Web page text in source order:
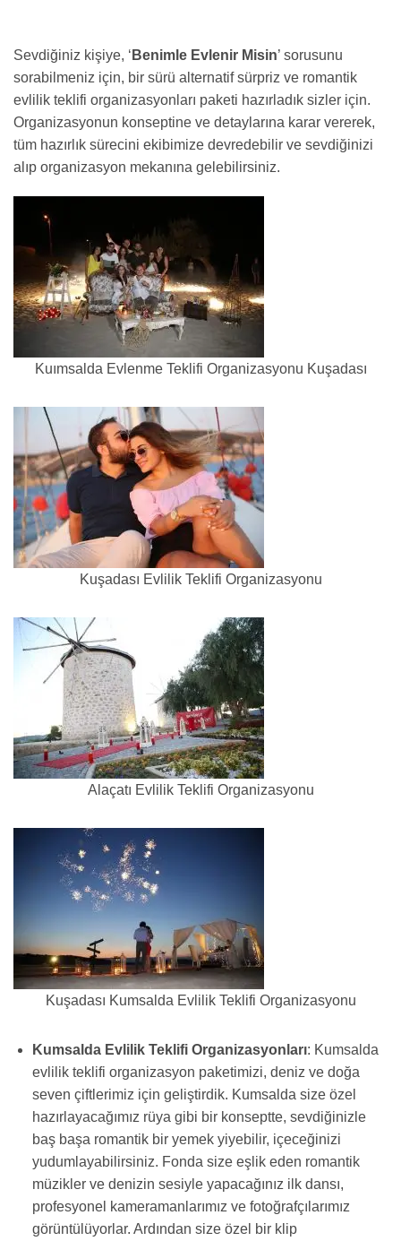
Sevdiğiniz kişiye, ‘ Benimle Evlenir Misin’ sorusunu
sorabilmeniz için, bir sürü alternatif sürpriz ve romantik
evlilik teklifi organizasyonları paketi hazırladık sizler için.
Organizasyonun konseptine ve detaylarına karar vererek,
tüm hazırlık sürecini ekibimize devredebilir ve sevdiğinizi
alıp organizasyon mekanına gelebilirsiniz.
Kuımsalda Evlenme Teklifi Organizasyonu Kuşadası
Kuşadası Evlilik Teklifi Organizasyonu
Alaçatı Evlilik Teklifi Organizasyonu
Kuşadası Kumsalda Evlilik Teklifi Organizasyonu
Kumsalda Evlilik Teklifi Organizasyonları: Kumsalda
evlilik teklifi organizasyon paketimizi, deniz ve doğa
seven çiftlerimiz için geliştirdik. Kumsalda size özel
hazırlayacağımız rüya gibi bir konseptte, sevdiğinizle
baş başa romantik bir yemek yiyebilir, içeceğinizi
yudumlayabilirsiniz. Fonda size eşlik eden romantik
müzikler ve denizin sesiyle yapacağınız ilk dansı,
profesyonel kameramanlarımız ve fotoğrafçılarımız
görüntülüyorlar. Ardından size özel bir klip